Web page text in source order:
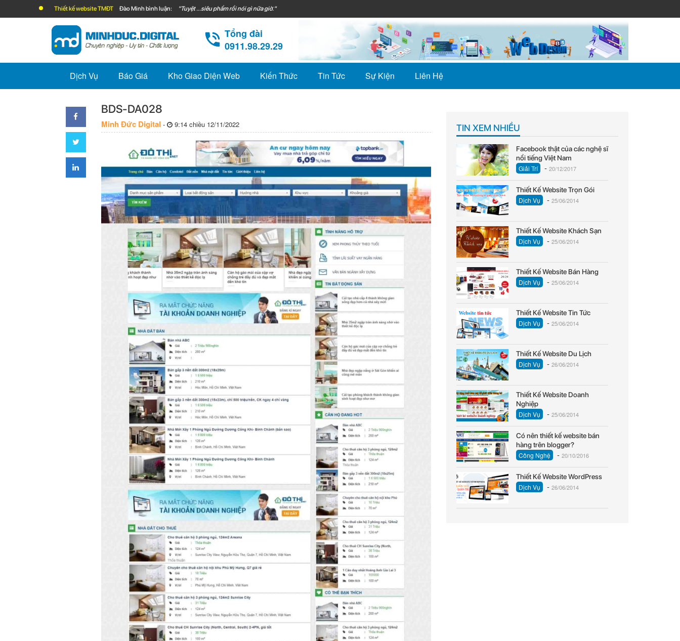
Thiết kế website TMĐT Đào Minh bình luận: "Tuyệt ...siêu phẩm rồi nói gì nữa giờ."
Tổng đài
0911.98.29.29
Dịch Vụ Báo Giá Kho Giao Diện Web Kiến Thức Tin Tức Sự Kiện Liên Hệ
BDS-DA028
Minh Đức Digital - 9:14 chiều 12/11/2022 TIN XEM NHIỀU
Facebook thật của các nghệ sĩ
nổi tiếng Việt Nam
Giải Trí - 20/12/2017
Thiết Kế Website Trọn Gói
Dịch Vụ - 25/06/2014
Thiết Kế Website Khách Sạn
Dịch Vụ - 25/06/2014
Thiết Kế Website Bán Hàng
Dịch Vụ - 25/06/2014
Thiết Kế Website Tin Tức
Dịch Vụ - 25/06/2014
Thiết Kế Website Du Lịch
Dịch Vụ - 26/06/2014
Thiết Kế Website Doanh
Nghiệp
Dịch Vụ - 25/06/2014
Có nên thiết kế website bán
hàng trên blogger?
Công Nghệ - 20/10/2016
Thiết Kế Website WordPress
Dịch Vụ - 26/06/2014